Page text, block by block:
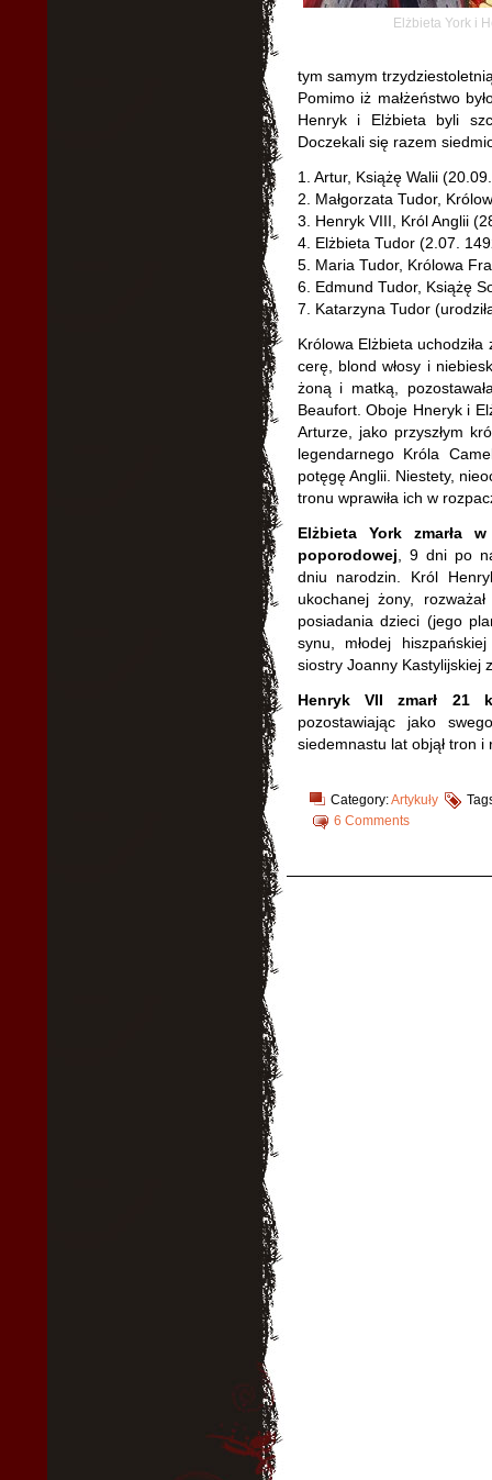
Elżbieta York i
tym samym
Pomimo iż małżeństwo
Henryk i Elżbieta byli
Doczekali się razem
1. Artur, Książę Walii
2. Małgorzata Tudor,
3. Henryk VIII, Król Anglii
4. Elżbieta Tudor (2.07.
5. Maria Tudor, Królowa
6. Edmund Tudor, Książę
7. Katarzyna Tudor
Królowa Elżbieta
cerę, blond włosy i
żoną i matką,
Beaufort. Oboje Hneryk i
Arturze, jako przyszłym
legendarnego Króla
potęgę Anglii. Niestety,
tronu wprawiła ich w
Elżbieta York zmarła
poporodowej , 9 dni po
dniu narodzin. Król
ukochanej żony,
posiadania dzieci (jego
synu, młodej
siostry Joanny Kastylijskiej
Henryk VII zmarł 21
pozostawiając jako
siedemnastu lat objął tron i
Category:Artykuły
6 Comments